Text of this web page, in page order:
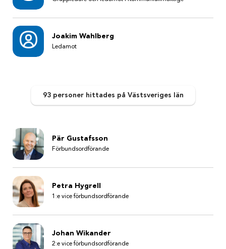
Joakim Wahlberg
Ledamot
93 personerhittades på Västsveriges län
Pär Gustafsson
Förbundsordförande
Petra Hygrell
1:e vice förbundsordförande
Johan Wikander
2:e vice förbundsordförande